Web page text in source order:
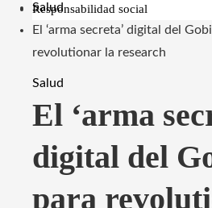
Responsabilidad social
Salud
El ‘arma secreta’ digital del
revolutionar la research
Salud
El ‘arma
digital del
para